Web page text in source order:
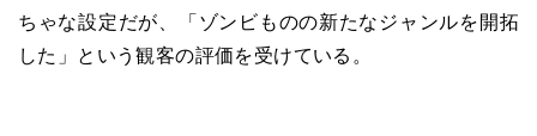
ちゃな設定だが、「ゾンビものの新たなジャンルを開拓
した」という観客の評価を受けている。